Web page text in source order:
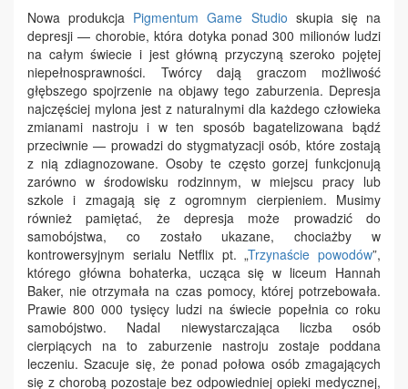
Nowa produkcja Pigmentum Game Studio skupia się na
depresji — chorobie, która dotyka ponad 300 milionów ludzi
na całym świecie i jest główną przyczyną szeroko pojętej
niepełnosprawności. Twórcy dają graczom możliwość
głębszego spojrzenie na objawy tego zaburzenia. Depresja
najczęściej mylona jest z naturalnymi dla każdego człowieka
zmianami nastroju i w ten sposób bagatelizowana bądź
przeciwnie — prowadzi do stygmatyzacji osób, które zostają
z nią zdiagnozowane. Osoby te często gorzej funkcjonują
zarówno w środowisku rodzinnym, w miejscu pracy lub
szkole i zmagają się z ogromnym cierpieniem. Musimy
również pamiętać, że depresja może prowadzić do
samobójstwa, co zostało ukazane, chociażby w
kontrowersyjnym serialu Netflix pt. „Trzynaście powodów”,
którego główna bohaterka, ucząca się w liceum Hannah
Baker, nie otrzymała na czas pomocy, której potrzebowała.
Prawie 800 000 tysięcy ludzi na świecie popełnia co roku
samobójstwo. Nadal niewystarczająca liczba osób
cierpiących na to zaburzenie nastroju zostaje poddana
leczeniu. Szacuje się, że ponad połowa osób zmagających
się z chorobą pozostaje bez odpowiedniej opieki medycznej,